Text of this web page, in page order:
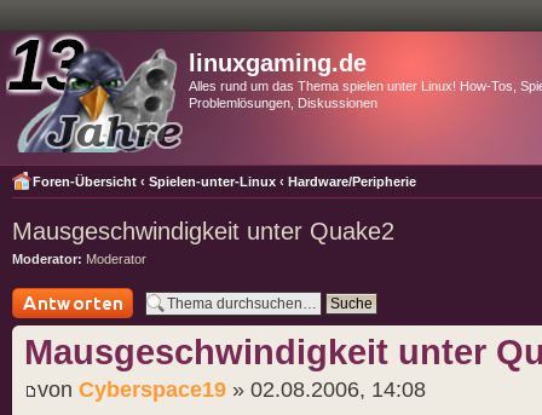
linuxgaming.de
Alles rund um das Thema spielen unter Linux! How-Tos,
Problemlösungen, Diskussionen
Foren-Übersicht ‹ Spielen-unter-Linux ‹ Hardware/Peripherie
Mausgeschwindigkeit unter Quake2
Moderator: Moderator
Antwort schreiben
Mausgeschwindigkeit unter
von Cyberspace19 » 02.08.2006, 14:08